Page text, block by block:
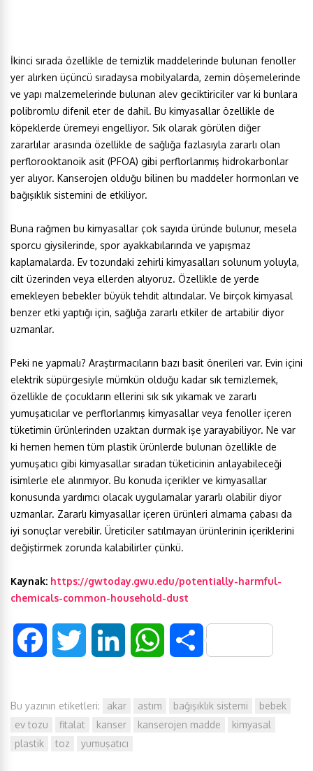
İkinci sırada özellikle de temizlik maddelerinde bulunan fenoller
yer alırken üçüncü sıradaysa mobilyalarda, zemin döşemelerinde
ve yapı malzemelerinde bulunan alev geciktiriciler var ki bunlara
polibromlu difenil eter de dahil. Bu kimyasallar özellikle de
köpeklerde üremeyi engelliyor. Sık olarak görülen diğer
zararlılar arasında özellikle de sağlığa fazlasıyla zararlı olan
perflorooktanoik asit (PFOA) gibi perflorlanmış hidrokarbonlar
yer alıyor. Kanserojen olduğu bilinen bu maddeler hormonları ve
bağışıklık sistemini de etkiliyor.
Buna rağmen bu kimyasallar çok sayıda üründe bulunur, mesela
sporcu giysilerinde, spor ayakkabılarında ve yapışmaz
kaplamalarda. Ev tozundaki zehirli kimyasalları solunum yoluyla,
cilt üzerinden veya ellerden alıyoruz. Özellikle de yerde
emekleyen bebekler büyük tehdit altındalar. Ve birçok kimyasal
benzer etki yaptığı için, sağlığa zararlı etkiler de artabilir diyor
uzmanlar.
Peki ne yapmalı? Araştırmacıların bazı basit önerileri var. Evin içini
elektrik süpürgesiyle mümkün olduğu kadar sık temizlemek,
özellikle de çocukların ellerini sık sık yıkamak ve zararlı
yumuşatıcılar ve perflorlanmış kimyasallar veya fenoller içeren
tüketimin ürünlerinden uzaktan durmak işe yarayabiliyor. Ne var
ki hemen hemen tüm plastik ürünlerde bulunan özellikle de
yumuşatıcı gibi kimyasallar sıradan tüketicinin anlayabileceği
isimlerle ele alınmıyor. Bu konuda içerikler ve kimyasallar
konusunda yardımcı olacak uygulamalar yararlı olabilir diyor
uzmanlar. Zararlı kimyasallar içeren ürünleri almama çabası da
iyi sonuçlar verebilir. Üreticiler satılmayan ürünlerinin içeriklerini
değiştirmek zorunda kalabilirler çünkü.
Kaynak: https://gwtoday.gwu.edu/potentially-harmful-
chemicals-common-household-dust
c i
t
n
k
S
a
Bu yazının etiketleri: akar astım bağışıklık sistemi
bebek
ev tozu
fitalat kanser kanserojen madde
kimyasal
plastik
toz yumuşatıcı